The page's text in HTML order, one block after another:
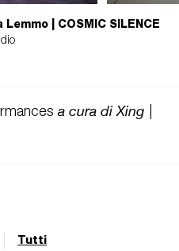
| COSMIC SILENCE
a cura di Xing
Tutti